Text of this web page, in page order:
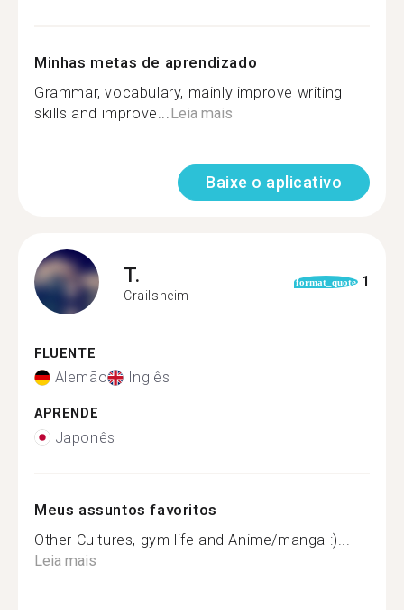
Minhas metas de aprendizado
Grammar, vocabulary, mainly improve writing
skills and improve... Leia mais
Baixe o aplicativo
T.
Crailsheim
format_quote 1
FLUENTE
Alemão Inglês
APRENDE
Japonês
Meus assuntos favoritos
Other Cultures, gym life and Anime/manga :)...
Leia mais